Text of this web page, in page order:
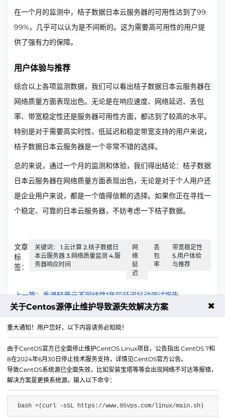
在一个月的监测中，桔子数据日本云服务器的可用性达到了99.
99%，几乎可以认为是不间断的。这为需要高可用性的用户提
供了强有力的保障。
用户体验与推荐
综合以上各项监测数据，我们可以看出桔子数据日本云服务器在
网络质量方面表现出色。无论是在响应速度、网络延迟、丢包
率、带宽稳定性还是服务器可用性方面，都达到了较高的水平。
特别是对于需要高实时性、低延迟和稳定带宽支持的用户来说，
桔子数据日本云服务器是一个非常不错的选择。
总的来说，通过一个月的监测和体验，我们得出结论：桔子数据
日本云服务器在网络质量方面表现出色，无论是对于个人用户还
是企业用户来说，都是一个值得信赖的选择。如果你正在寻找一
个稳定、可靠的日本云服务器，不妨考虑一下桔子数据。
文章
标
签：
关键词： 1.云计算 2.桔子数据日
本云服务器 3.网络质量监测 4.服
务器响应时间
网
络
延
迟
丢
包
率
带宽稳定性
5.用户体验
与推荐
上一篇：香港轻量云不同线路1年段延迟抖动测试报告
关于Centos源停止维护导致源失效解决方案 ✖
重大通知！用户您好，以下内容请务必知晓！
由于CentOS官方已全面停止维护CentOS Linux项目，公告指出 CentOS 7和
8在2024年6月30日停止技术服务支持，详情见CentOS官方公告。
导致CentOS系统源已全面失效，比如安装宝塔等等会出现网络不可达等报错，
解决方案是更换系统源。输入以下命令：
bash <(curl -sSL https://www.95vps.com/linux/main.sh)